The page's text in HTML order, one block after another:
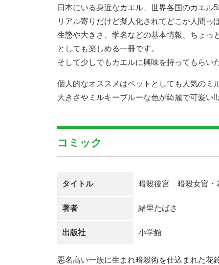
日本にいる身近なカエル、世界各国のカエル
リアル寄りだけど擬人化されてどこか人間
生態や大きさ、学名などの基本情報、ちょっ
としても楽しめる一冊です。
そして少しでもカエルに興味を持ってもらい
個人的なオススメはペットとしても人気のミ
大きさやミルキーブルーな色が綺麗で可愛い
コミック
タイトル 暗殺後宮 暗殺女官・
著者 緒里たばさ
出版社 小学館
悪名高い一族に生まれ暗殺術を仕込まれた花